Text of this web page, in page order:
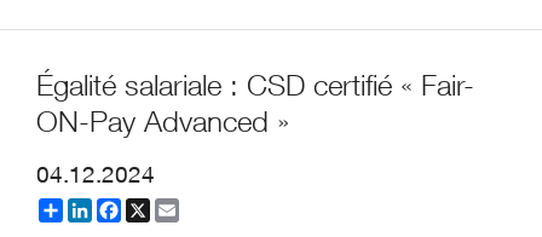
Égalité salariale : CSD certifié « Fair-
ON-Pay Advanced »
04.12.2024
PartagerLinkedInFacebook